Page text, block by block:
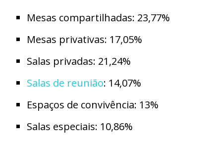
Mesas compartilhadas: 23,77%
Mesas privativas: 17,05%
Salas privadas: 21,24%
Salas de reunião: 14,07%
Espaços de convivência: 13%
Salas especiais: 10,86%